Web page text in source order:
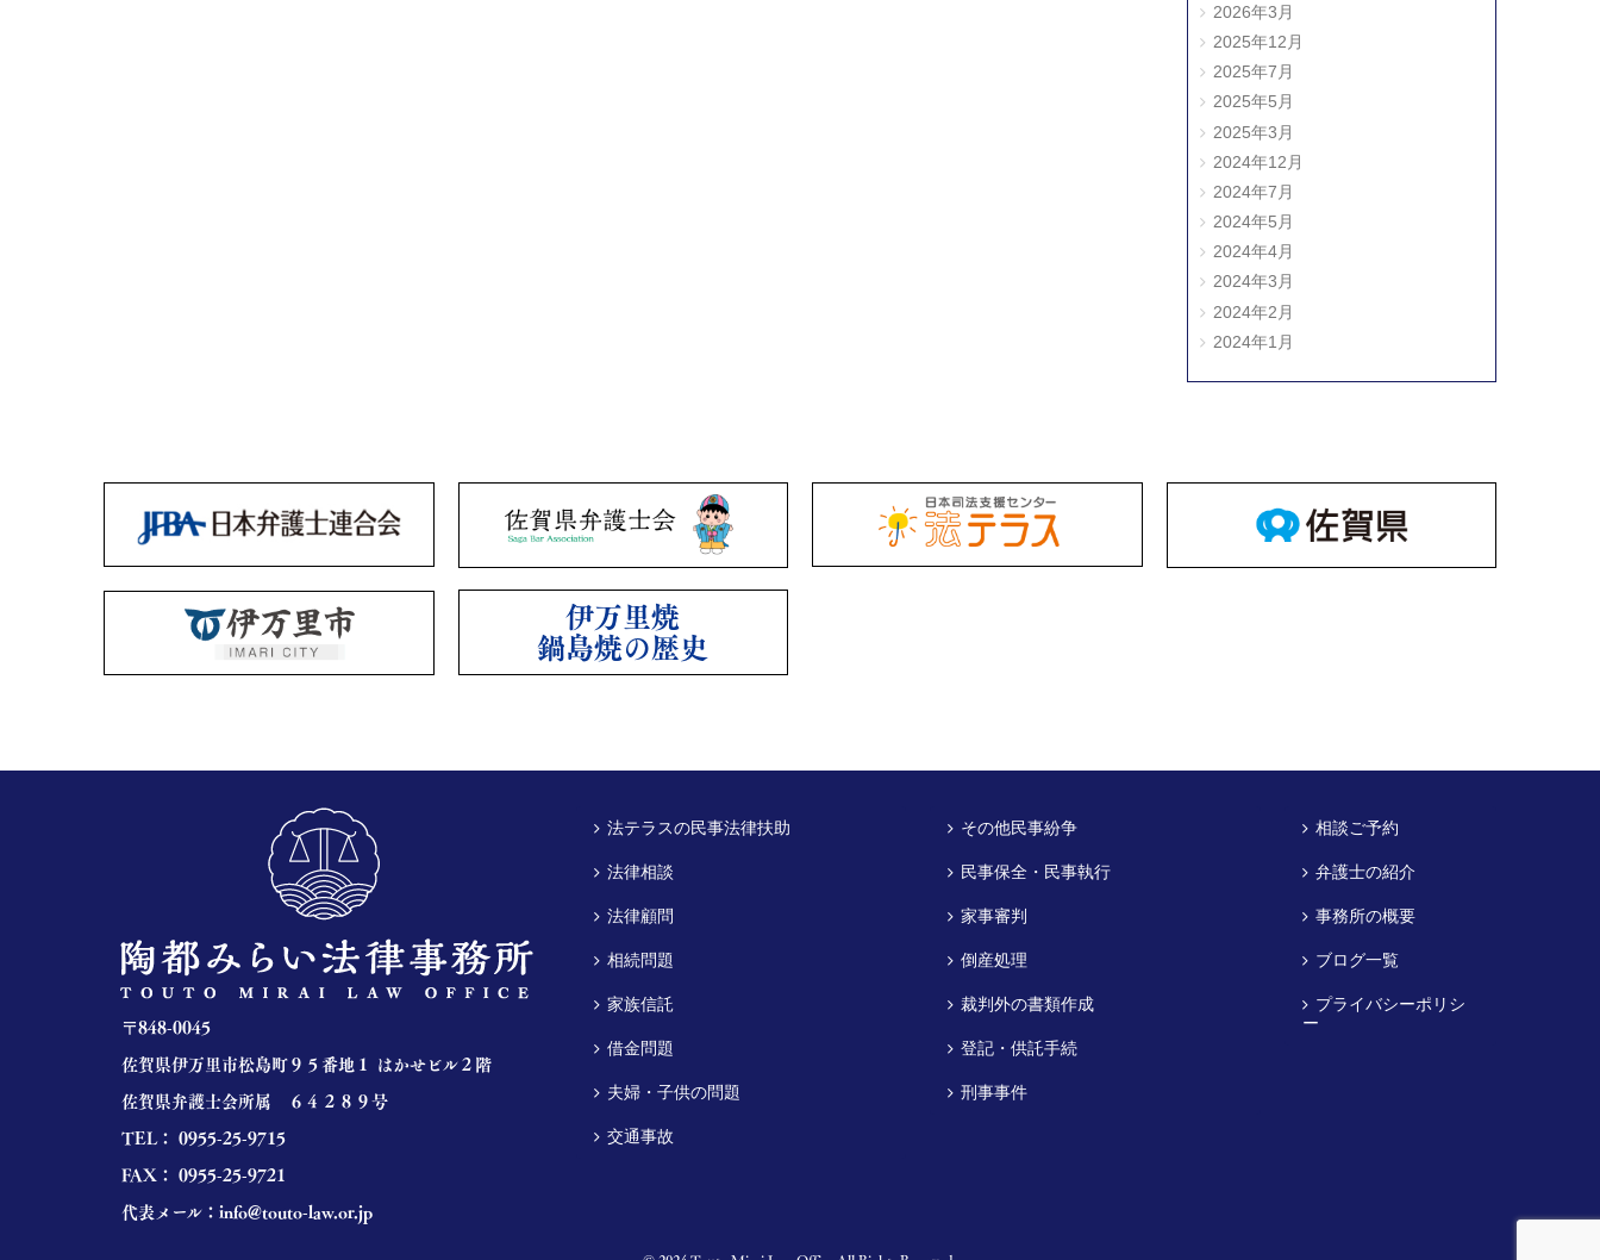
2026年3月
2025年12月
2025年7月
2025年5月
2025年3月
2024年12月
2024年7月
2024年5月
2024年4月
2024年3月
2024年2月
2024年1月
伊万里焼
鍋島焼の歴史
〒848-0045
佐賀県伊万里市松島町９５番地１ はかせビル２階
佐賀県弁護士会所属 ６４２８９号
TEL： 0955-25-9715
FAX： 0955-25-9721
代表メール： info@touto-law.or.jp
法テラスの民事法律扶助
法律相談
法律顧問
相続問題
家族信託
借金問題
夫婦・子供の問題
交通事故
その他民事紛争
民事保全・民事執行
家事審判
倒産処理
裁判外の書類作成
登記・供託手続
刑事事件
相談ご予約
弁護士の紹介
事務所の概要
ブログ一覧
プライバシーポリシ
ー